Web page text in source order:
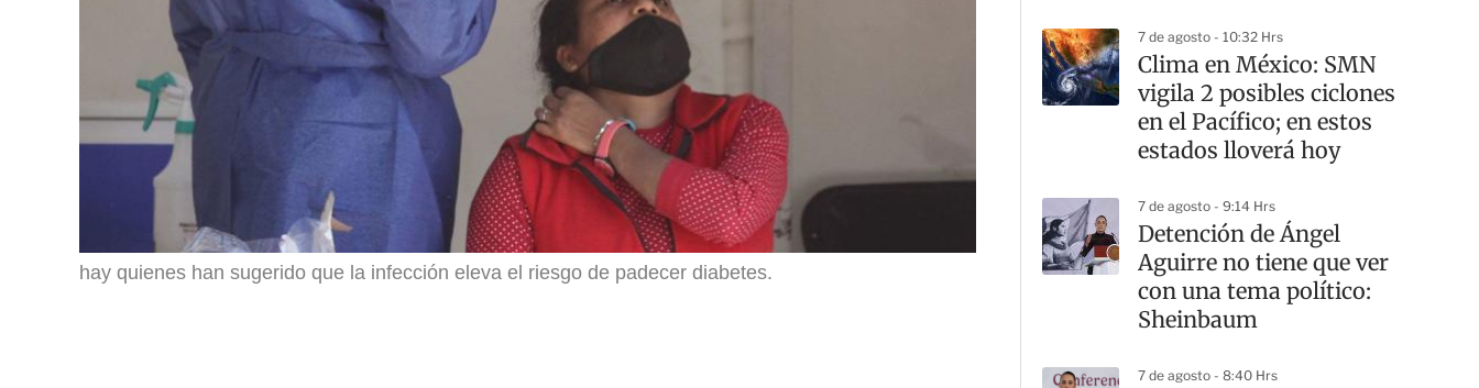
hay quienes han sugerido que la infección eleva el riesgo de padecer diabetes.
7 de agosto - 10:32 Hrs
Clima en México: SMN
vigila 2 posibles ciclones
en el Pacífico; en estos
estados lloverá hoy
7 de agosto - 9:14 Hrs
Detención de Ángel
Aguirre no tiene que ver
con una tema político:
Sheinbaum
7 de agosto - 8:40 Hrs